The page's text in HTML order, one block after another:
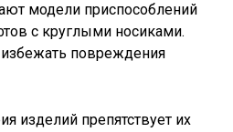
модели приспособлений
с круглыми носиками.
повреждения
изделий препятствует их